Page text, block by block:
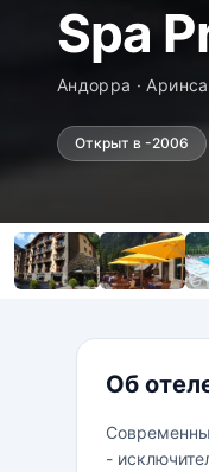
Spa
Андорра ·
Открыт в -2006
Об
-